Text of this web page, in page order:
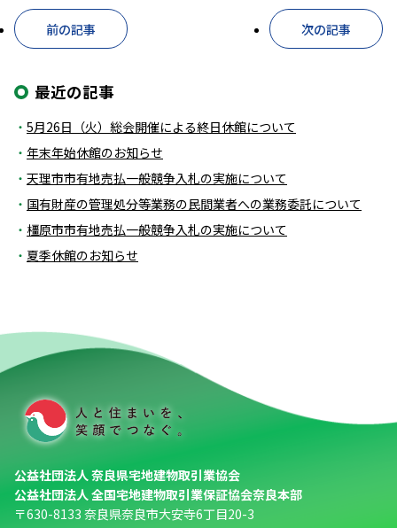
前の記事 次の記事
最近の記事
5月26日（火）総会開催による終日休館について
年末年始休館のお知らせ
天理市市有地売払一般競争入札の実施について
国有財産の管理処分等業務の民間業者への業務委託について
橿原市市有地売払一般競争入札の実施について
夏季休館のお知らせ
公益社団法人 奈良県宅地建物取引業協会
公益社団法人 全国宅地建物取引業保証協会奈良本部
〒630-8133 奈良県奈良市大安寺6丁目20-3